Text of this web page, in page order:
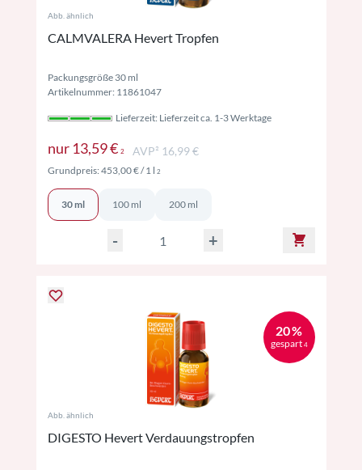
Abb. ähnlich
CALMVALERA Hevert Tropfen
Packungsgröße 30 ml
Artikelnummer: 11861047
Lieferzeit: Lieferzeit ca. 1-3 Werktage
nur 13,59 € 2Preise inkl. MwSt. ggf. zzgl. Versand
AVP² 16,99 €
Grundpreis:453,00 €/ 1 l 2Preise inkl. MwSt. ggf. zzgl. Versand
30 ml 100 ml 200 ml
- +
20 %
gespart 4
Abb. ähnlich
DIGESTO Hevert Verdauungstropfen